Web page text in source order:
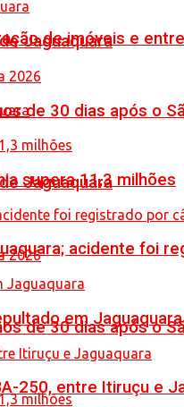
de imóveis e
Jaguaquara
de 30 dias após o
Jaguaquara
de 30 dias após o
supera 11,3 milhões
acidente foi
em Jaguaquara
250, entre Itiruçu e